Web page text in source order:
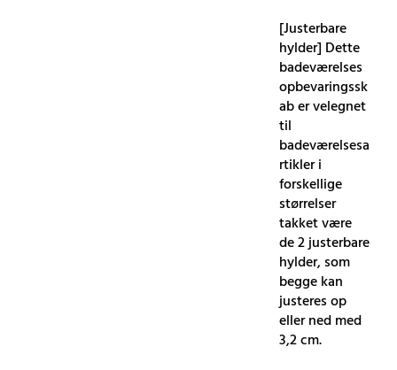
[Justerbare
hylder] Dette
badeværelses
opbevaringssk
ab er velegnet
til
badeværelsesa
rtikler i
forskellige
størrelser
takket være
de 2 justerbare
hylder, som
begge kan
justeres op
eller ned med
3,2 cm.